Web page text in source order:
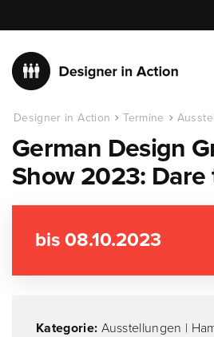
Designer in Action Termine
German Design
Show 2023: Dare
bis 08.10.2023
Kategorie: Ausstellungen |